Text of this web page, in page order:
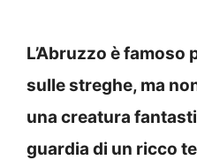
L’Abruzzo è famoso
sulle streghe, ma
una creatura
guardia di un ricco